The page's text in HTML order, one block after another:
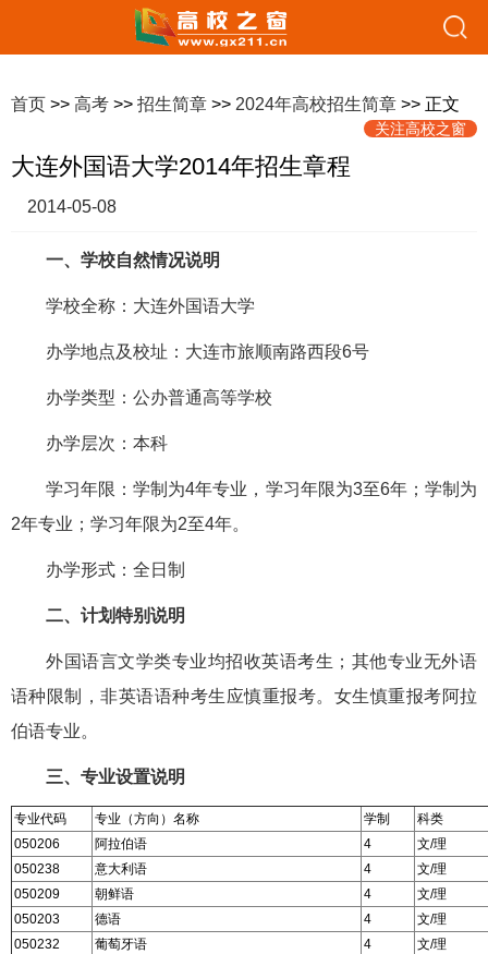
首页 >> 高考 >> 招生简章 >> 2024年高校招生简章 >> 正文
关注高校之窗
大连外国语大学2014年招生章程
2014-05-08
一、学校自然情况说明
学校全称：大连外国语大学
办学地点及校址：大连市旅顺南路西段6号
办学类型：公办普通高等学校
办学层次：本科
学习年限：学制为4年专业，学习年限为3至6年；学制为
2年专业；学习年限为2至4年。
办学形式：全日制
二、计划特别说明
外国语言文学类专业均招收英语考生；其他专业无外语
语种限制，非英语语种考生应慎重报考。女生慎重报考阿拉
伯语专业。
三、专业设置说明
专业代码 专业（方向）名称 学制
科类
050206
阿拉伯语 4
文/理
050238
意大利语 4
文/理
050209
朝鲜语 4
文/理
050203
德语 4
文/理
050232
葡萄牙语 4
文/理